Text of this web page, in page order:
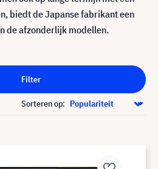
biedt de Japanse fabrikant een
de afzonderlijk modellen.
Filter
Sorteren op: